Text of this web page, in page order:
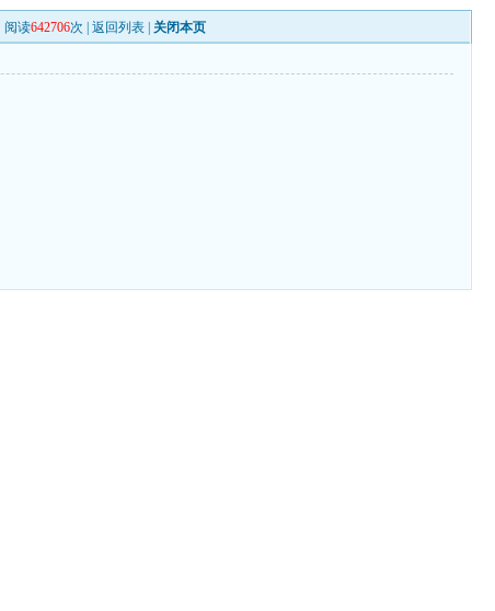
阅读642706次 |返回列表 关闭本页